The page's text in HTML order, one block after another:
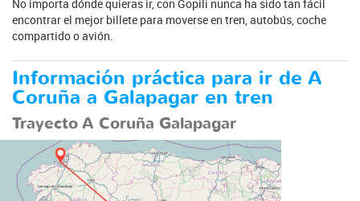
No importa dónde quieras ir, con Gopili nunca ha sido tan fácil
encontrar el mejor billete para moverse en tren, autobús, coche
compartido o avión.
Información práctica para ir de A
Coruña a Galapagar en tren
Trayecto A Coruña Galapagar